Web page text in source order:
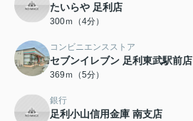
たいらや 足利店
300ｍ（4分）
コンビニエンスストア
セブンイレブン 足利東武駅前店
369ｍ（5分）
銀行
足利小山信用金庫 南支店